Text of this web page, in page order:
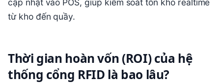
cập nhật vào POS, giúp kiểm soát tồn kho realtime
từ kho đến quầy.
Thời gian hoàn vốn (ROI) của hệ
thống cổng RFID là bao lâu?